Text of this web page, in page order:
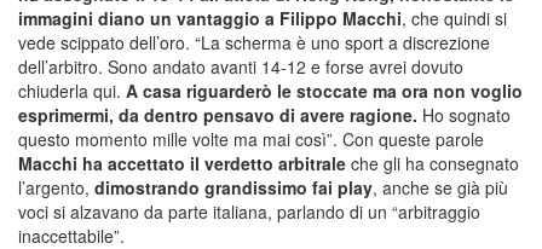
immagini diano un vantaggio a Filippo Macchi, che quindi si
vede scippato dell’oro. “La scherma è uno sport a discrezione
dell’arbitro. Sono andato avanti 14-12 e forse avrei dovuto
chiuderla qui. A casa riguarderò le stoccate ma ora non voglio
esprimermi, da dentro pensavo di avere ragione. Ho sognato
questo momento mille volte ma mai così”. Con queste parole
Macchi ha accettato il verdetto arbitrale che gli ha consegnato
l’argento, dimostrando grandissimo fai play, anche se già più
voci si alzavano da parte italiana, parlando di un “arbitraggio
inaccettabile”.